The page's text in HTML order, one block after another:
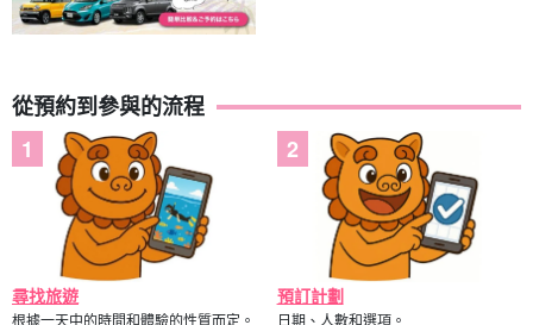
從預約到參與的流程
尋找旅遊
根據一天中的時間和體驗的性質而定。
預訂計劃
日期、人數和選項。